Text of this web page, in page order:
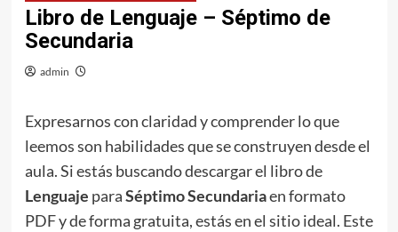
Libro de Lenguaje – Séptimo de
Secundaria
admin
Expresarnos con claridad y comprender lo que
leemos son habilidades que se construyen desde el
aula. Si estás buscando descargar el libro de
Lenguaje paraSéptimo Secundariaen formato
PDF y de forma gratuita, estás en el sitio ideal. Este